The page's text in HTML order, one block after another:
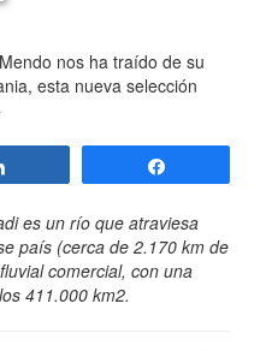
nos ha traído de su
esta nueva selección
es un río que atraviesa
país (cerca de 2.170 km de
comercial, con una
411.000 km2.